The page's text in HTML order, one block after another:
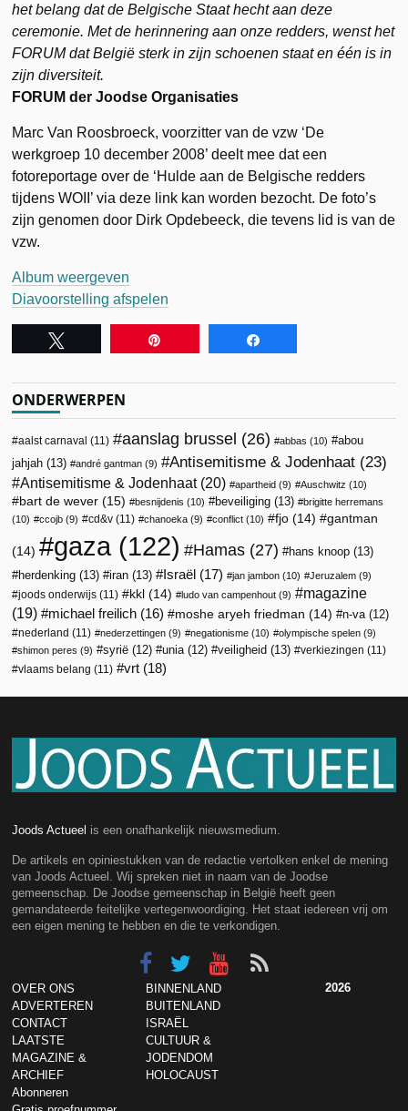
het belang dat de Belgische Staat hecht aan deze
ceremonie. Met de herinnering aan onze redders, wenst het
FORUM dat België sterk in zijn schoenen staat en één is in
zijn diversiteit.
FORUM der Joodse Organisaties
Marc Van Roosbroeck, voorzitter van de vzw ‘De
werkgroep 10 december 2008’ deelt mee dat een
fotoreportage over de ‘Hulde aan de Belgische redders
tijdens WOII’ via deze link kan worden bezocht. De foto’s
zijn genomen door Dirk Opdebeeck, die tevens lid is van de
vzw.
Album weergeven
Diavoorstelling afspelen
ONDERWERPEN
aalst carnaval (11) aanslag brussel (26) abbas (10)
abou
jahjah (13) andré gantman (9) Antisemitisme & Jodenhaat (23)
Antisemitisme & Jodenhaat(20) apartheid (9) Auschwitz (10)
bart de wever (15) besnijdenis (10) beveiliging (13)
brigitte herremans
(10)
ccojb (9) cd&v (11) chanoeka (9) conflict (10) fjo (14) gantman
(14) gaza (122) Hamas (27) hans knoop (13)
herdenking (13) iran (13) Israël (17) jan jambon (10) Jeruzalem (9)
joods onderwijs (11) kkl (14) ludo van campenhout (9)
magazine
(19)
michael freilich (16) moshe aryeh friedman (14) n-va (12)
nederland (11) nederzettingen (9) negationisme (10) olympische spelen (9)
shimon peres (9) syrië (12) unia (12) veiligheid (13) verkiezingen (11)
vlaams belang (11) vrt (18)
Joods Actueel is een onafhankelijk nieuwsmedium.
De artikels en opiniestukken van de redactie vertolken enkel de mening
van Joods Actueel. Wij spreken niet in naam van de Joodse
gemeenschap. De Joodse gemeenschap in België heeft geen
gemandateerde feitelijke vertegenwoordiging. Het staat iedereen vrij om
een eigen mening te hebben en die te verkondigen.
OVER ONS
ADVERTEREN
CONTACT
LAATSTE
MAGAZINE &
ARCHIEF
Abonneren
BINNENLAND
BUITENLAND
ISRAËL
CULTUUR &
JODENDOM
HOLOCAUST
2026